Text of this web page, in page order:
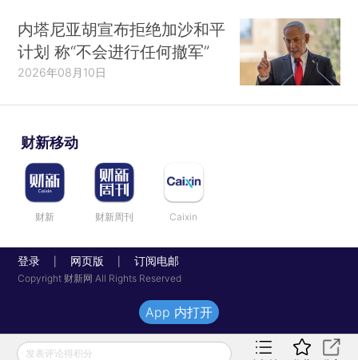
内塔尼亚胡宣布拒绝加沙和平
计划 称“不会进行任何撤军”
2026年08月10日
财新移动
财新 财新周刊 Caixin
登录 网页版 订阅电邮
Copyright 财新网 All Rights Reserved
发表评论得积分
App 内打开